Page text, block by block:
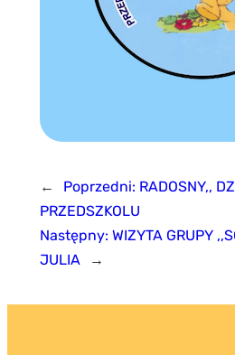
← Poprzedni: RADOSNY,,
PRZEDSZKOLU
Następny: WIZYTA GRUPY
JULIA
→